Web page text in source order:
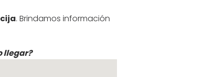
. Brindamos información
llegar?